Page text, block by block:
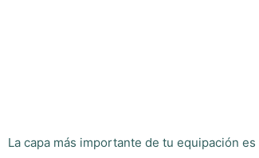
La capa más importante de tu equipación